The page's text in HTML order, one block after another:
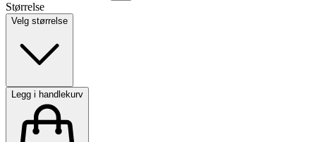
Størrelse
Velg størrelse
Legg i handlekurv